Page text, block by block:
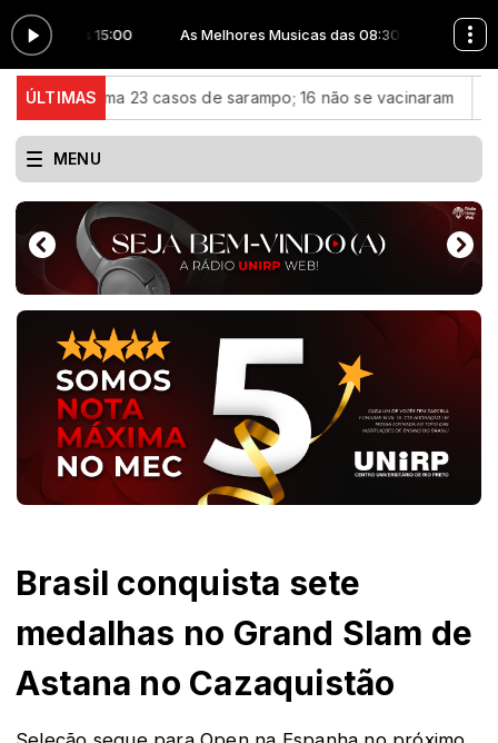
08:30 às 15:00 As Melhores Musicas das 08:30 às 15:00
ÚLTIMAS23 casos de sarampo; 16 não se vacinaram
MENU
Brasil conquista sete
medalhas no Grand Slam de
Astana no Cazaquistão